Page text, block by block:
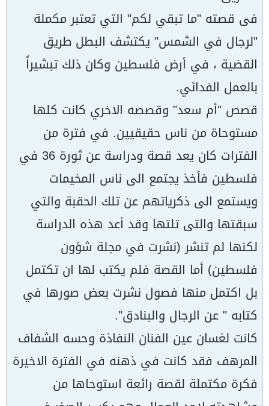
فى قصته "ما تبقي لكم" التي تعتبر مكملة
"لرجال في الشمس" يكتشف البطل طريق
القضية ، في أرض فلسطين وكان ذلك تبشيراً
بالعمل الفدائي.
قصص "أم سعد" وقصصه الاخري كانت كلها
مستوحاة من ناس حقيقيين. في فترة من
الفترات كان يعد قصة ودراسة عن ثورة 36 في
فلسطين فأخذ يجتمع الى ناس المخيمات
ويستمع الى ذكرياتهم عن تلك الحقبة والتي
سبقتها والتى تلتها وقد أعد هذه الدراسة
لكنها لم تنشر (نشرت في مجلة شؤون
فلسطين) أما القصة فلم يكتب لها ان تكتمل
بل اكتمل منها فصول نشرت بعض صورها في
كتابه " عن الرجال والبنادق".
كانت لغسان عين الفنان النفاذة وحسه الشفاف
المرهف فقد كانت في ذهنه في الفترة الاخيرة
فكرة مكتملة لقصة رائعة استوحاها من